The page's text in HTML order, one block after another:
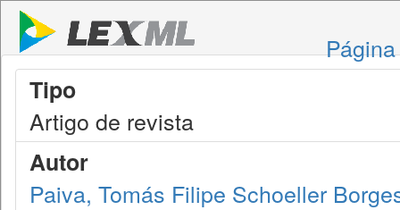
Tipo
Artigo de revista
Autor
Paiva, Tomás Filipe Schoeller